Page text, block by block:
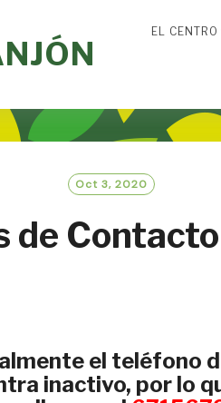
EL CENTRO
Oct 3, 2020
de
el teléfono
inactivo, por lo